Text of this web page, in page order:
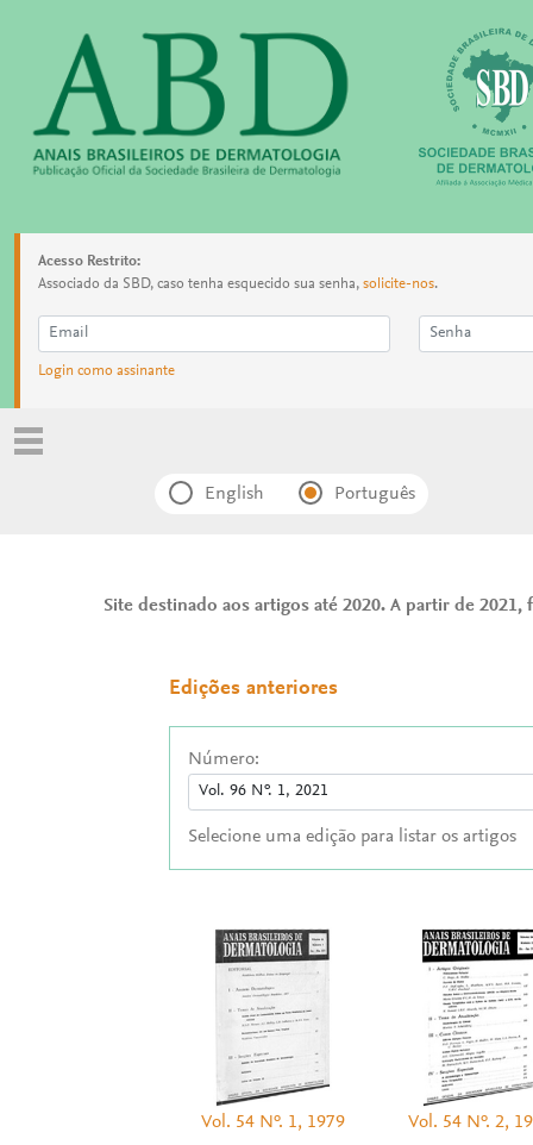
Acesso Restrito:
Associado da SBD, caso tenha esquecido sua senha, solicite-nos.
Login como assinante
English Português
Site destinado aos artigos até 2020. A partir de
Edições anteriores
Número:
Selecione uma edição para listar os artigos
Vol. 54 Nº. 1, 1979 Vol. 54 Nº. 2,